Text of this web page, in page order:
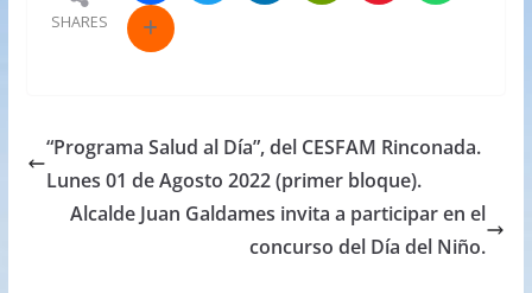
SHARES
“Programa Salud al Día”, del CESFAM Rinconada.
Lunes 01 de Agosto 2022 (primer bloque).
Alcalde Juan Galdames invita a participar en el
concurso del Día del Niño.